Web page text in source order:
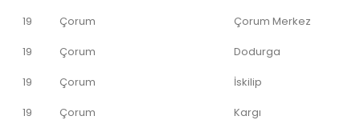
19
Çorum
Çorum Merkez
19
Çorum
Dodurga
19
Çorum
İskilip
19
Çorum
Kargı